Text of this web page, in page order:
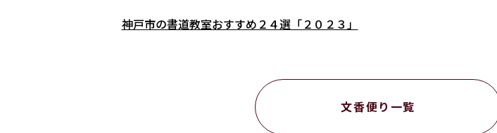
神戸市の書道教室おすすめ２４選「２０２３」
文香便り一覧